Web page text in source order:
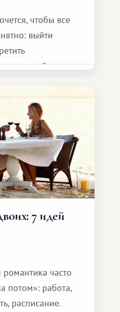
чтобы все
выйти
до курорта.
7 идей
часто
потом»: работа,
расписание.